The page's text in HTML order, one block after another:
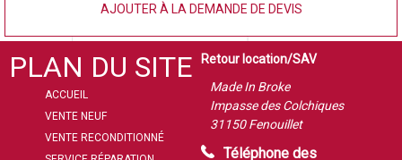
AJOUTER À LA DEMANDE DE DEVIS
PLAN DU SITE
ACCUEIL
VENTE NEUF
VENTE RECONDITIONNÉ
Retour location/SAV
Made In Broke
Impasse des Colchiques
31150 Fenouillet
Téléphone des